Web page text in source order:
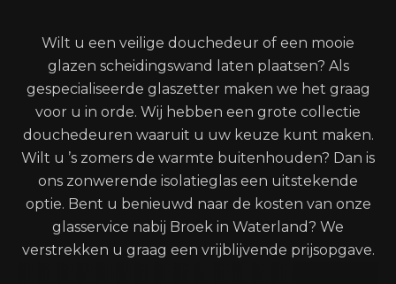
Wilt u een veilige douchedeur of een mooie
glazen scheidingswand laten plaatsen? Als
gespecialiseerde glaszetter maken we het graag
voor u in orde. Wij hebben een grote collectie
douchedeuren waaruit u uw keuze kunt maken.
Wilt u ’s zomers de warmte buitenhouden? Dan is
ons zonwerende isolatieglas een uitstekende
optie. Bent u benieuwd naar de kosten van onze
glasservice nabij Broek in Waterland? We
verstrekken u graag een vrijblijvende prijsopgave.